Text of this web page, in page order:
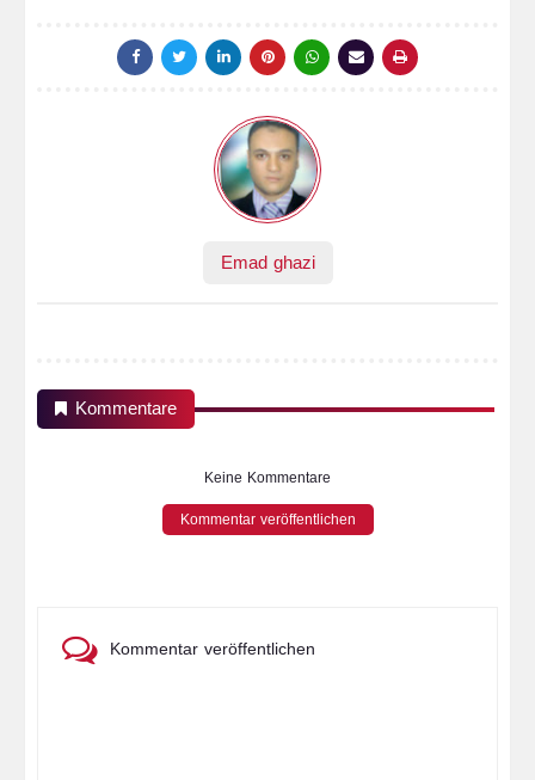
Emad ghazi
Kommentare
Keine Kommentare
Kommentar veröffentlichen
Kommentar veröffentlichen